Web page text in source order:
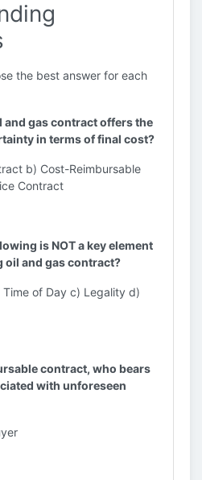
the best answer for each
and gas contract offers the
in terms of final cost?
b) Cost-Reimbursable
Contract
is NOT a key element
oil and gas contract?
of Day c) Legality d)
contract, who bears
with unforeseen